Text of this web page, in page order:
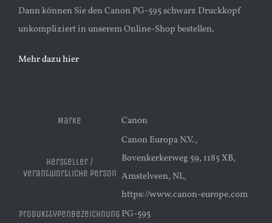
Dann können Sie den Canon PG-595 schwarz Druckkopf
unkompliziert in unserem Online-Shop bestellen.
Mehr dazu hier
Marke Canon
Hersteller /
Verantwortliche Person
Canon Europa N.V.,
Bovenkerkerweg 59, 1185 XB,
Amstelveen, NL,
https://www.canon-europe.com
Produkttypenbezeichnung PG-595